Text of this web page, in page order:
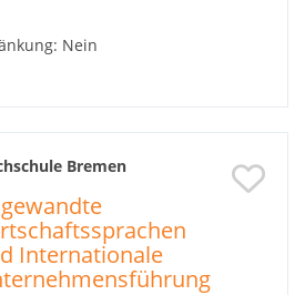
Nein
Bremen
Internationale